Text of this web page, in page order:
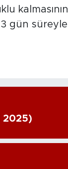
kalmasının
gün süreyle
2025)